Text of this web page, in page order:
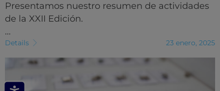
Presentamos nuestro resumen de actividades
de la XXII Edición.
…
Details 23 enero, 2025